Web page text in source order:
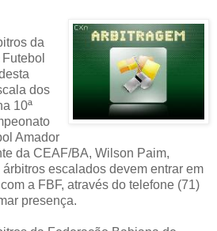
da
dos
10ª
Amador
da CEAF/BA, Wilson Paim,
escalados devem entrar em
a FBF, através do telefone (71)
presença.